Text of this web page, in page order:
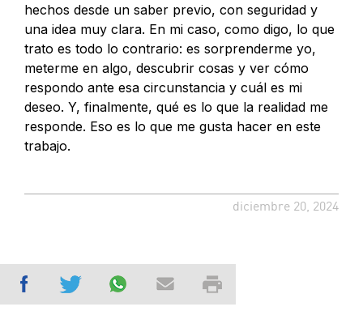
hechos desde un saber previo, con seguridad y
una idea muy clara. En mi caso, como digo, lo que
trato es todo lo contrario: es sorprenderme yo,
meterme en algo, descubrir cosas y ver cómo
respondo ante esa circunstancia y cuál es mi
deseo. Y, finalmente, qué es lo que la realidad me
responde. Eso es lo que me gusta hacer en este
trabajo.
diciembre 20, 2024